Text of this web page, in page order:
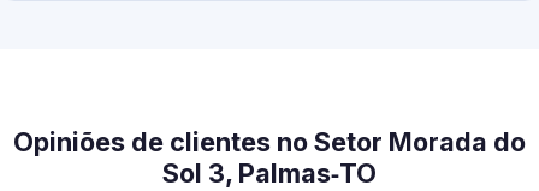
Opiniões de clientes no Setor Morada do
Sol 3, Palmas‑TO